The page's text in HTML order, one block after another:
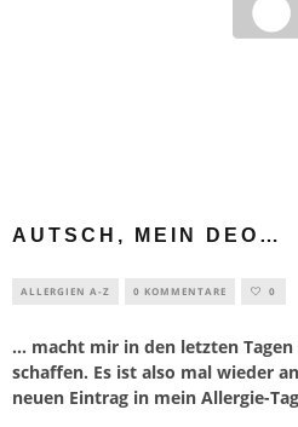
AUTSCH, MEIN DEO…
ALLERGIEN A-Z 0 KOMMENTARE 0
… macht mir in den letzten Tagen
schaffen. Es ist also mal wieder
neuen Eintrag in mein Allergie-